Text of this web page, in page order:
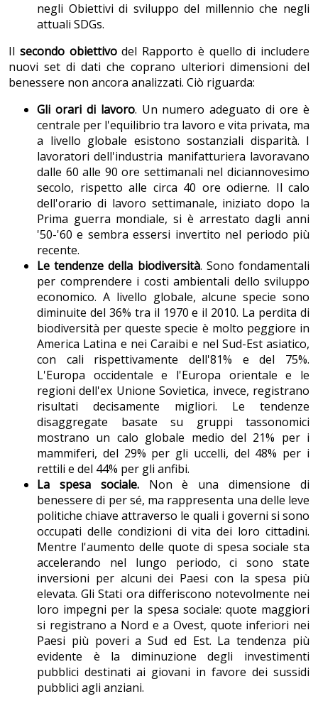
negli Obiettivi di sviluppo del millennio che negli
attuali SDGs.
Il secondo obiettivodel Rapporto è quello di includere
nuovi set di dati che coprano ulteriori dimensioni del
benessere non ancora analizzati. Ciò riguarda:
Gli orari di lavoro. Un numero adeguato di ore è
centrale per l'equilibrio tra lavoro e vita privata, ma
a livello globale esistono sostanziali disparità. I
lavoratori dell'industria manifatturiera lavoravano
dalle 60 alle 90 ore settimanali nel diciannovesimo
secolo, rispetto alle circa 40 ore odierne. Il calo
dell'orario di lavoro settimanale, iniziato dopo la
Prima guerra mondiale, si è arrestato dagli anni
'50-'60 e sembra essersi invertito nel periodo più
recente.
Le tendenze della biodiversità. Sono fondamentali
per comprendere i costi ambientali dello sviluppo
economico. A livello globale, alcune specie sono
diminuite del 36% tra il 1970 e il 2010. La perdita di
biodiversità per queste specie è molto peggiore in
America Latina e nei Caraibi e nel Sud-Est asiatico,
con cali rispettivamente dell'81% e del 75%.
L'Europa occidentale e l'Europa orientale e le
regioni dell'ex Unione Sovietica, invece, registrano
risultati decisamente migliori. Le tendenze
disaggregate basate su gruppi tassonomici
mostrano un calo globale medio del 21% per i
mammiferi, del 29% per gli uccelli, del 48% per i
rettili e del 44% per gli anfibi.
La spesa sociale.Non è una dimensione di
benessere di per sé, ma rappresenta una delle leve
politiche chiave attraverso le quali i governi si sono
occupati delle condizioni di vita dei loro cittadini.
Mentre l'aumento delle quote di spesa sociale sta
accelerando nel lungo periodo, ci sono state
inversioni per alcuni dei Paesi con la spesa più
elevata. Gli Stati ora differiscono notevolmente nei
loro impegni per la spesa sociale: quote maggiori
si registrano a Nord e a Ovest, quote inferiori nei
Paesi più poveri a Sud ed Est. La tendenza più
evidente è la diminuzione degli investimenti
pubblici destinati ai giovani in favore dei sussidi
pubblici agli anziani.